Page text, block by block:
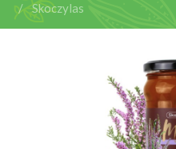
Skoczylas